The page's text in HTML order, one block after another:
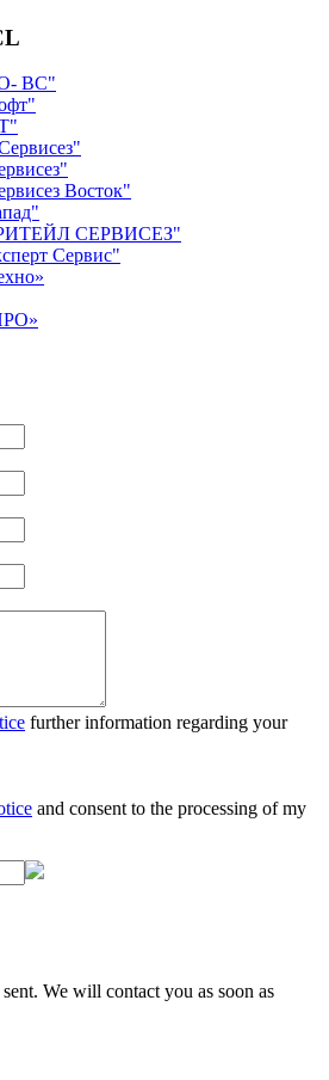
ВС"
Восток"
СЕРВИСЕЗ"
Сервис"
further information regarding your
and consent to the processing of my
We will contact you as soon as